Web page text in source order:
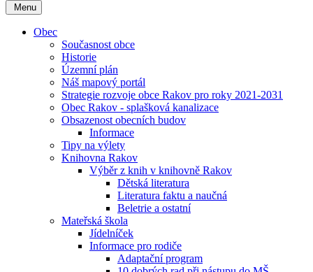
Menu
Obec
Současnost obce
Historie
Územní plán
Náš mapový portál
Strategie rozvoje obce Rakov pro roky 2021-2031
Obec Rakov - splašková kanalizace
Obsazenost obecních budov
Informace
Tipy na výlety
Knihovna Rakov
Výběr z knih v knihovně Rakov
Dětská literatura
Literatura faktu a naučná
Beletrie a ostatní
Mateřská škola
Jídelníček
Informace pro rodiče
Adaptační program